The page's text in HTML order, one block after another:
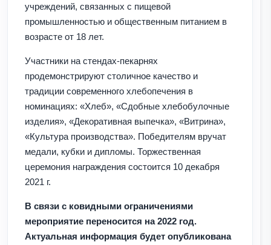
учреждений, связанных с пищевой
промышленностью и общественным питанием в
возрасте от 18 лет.
Участники на стендах-пекарнях
продемонстрируют столичное качество и
традиции современного хлебопечения в
номинациях: «Хлеб», «Сдобные хлебобулочные
изделия», «Декоративная выпечка», «Витрина»,
«Культура производства». Победителям вручат
медали, кубки и дипломы. Торжественная
церемония награждения состоится 10 декабря
2021 г.
В связи с ковидными ограничениями
мероприятие переносится на 2022 год.
Актуальная информация будет опубликована